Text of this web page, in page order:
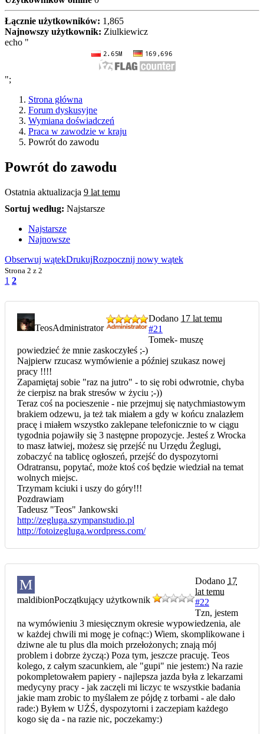
Łącznie użytkowników: 1,865
Najnowszy użytkownik: Ziulkiewicz
echo "
";
Strona główna
Forum dyskusyjne
Wymiana doświadczeń
Praca w zawodzie w kraju
Powrót do zawodu
Powrót do zawodu
Ostatnia aktualizacja 9 lat temu
Sortuj według: Najstarsze
Najstarsze
Najnowsze
Obserwuj wątekDrukujRozpocznij nowy wątek
Strona 2 z 2
1 2
TeosAdministrator
Dodano 17 lat temu
#21
Tomek- muszę
powiedzieć że mnie zaskoczyłeś ;-)
Najpierw rzucasz wymówienie a później szukasz nowej
pracy !!!!
Zapamiętaj sobie "raz na jutro" - to się robi odwrotnie, chyba
że cierpisz na brak stresów w życiu ;-))
Teraz coś na pocieszenie - nie przejmuj się natychmiastowym
brakiem odzewu, ja też tak miałem a gdy w końcu znalazłem
pracę i miałem wszystko zaklepane telefonicznie to w ciągu
tygodnia pojawiły się 3 następne propozycje. Jesteś z Wrocka
to masz łatwiej, możesz się przejść nu Urzędu Żeglugi,
zobaczyć na tablicę ogłoszeń, przejść do dyspozytorni
Odratransu, popytać, może ktoś coś będzie wiedział na temat
wolnych miejsc.
Trzymam kciuki i uszy do góry!!!
Pozdrawiam
Tadeusz "Teos" Jankowski
http://zegluga.szympanstudio.pl
http://fotoizegluga.wordpress.com/
M
maldibionPoczątkujący użytkownik
Dodano 17
lat temu
#22
Tzn, jestem
na wymówieniu 3 miesięcznym okresie wypowiedzenia, ale
w każdej chwili mi mogę je cofnąc:) Wiem, skomplikowane i
dziwne ale tu plus dla moich przełożonych; znają mój
problem i dobrze życzą:) Poza tym, jeszcze pracuję. Teos
kolego, z całym szacunkiem, ale "gupi" nie jestem:) Na razie
pokompletowałem papiery - najlepsza jazda była z lekarzami
medycyny pracy - jak zaczęli mi liczyc te wszystkie badania
jakie mam zrobic to myślałem ze pójdę z torbami - ale dało
rade:) Byłem w UŻŚ, dyspozytorni i zaczepiam każdego
kogo się da - na razie nic, poczekamy:)